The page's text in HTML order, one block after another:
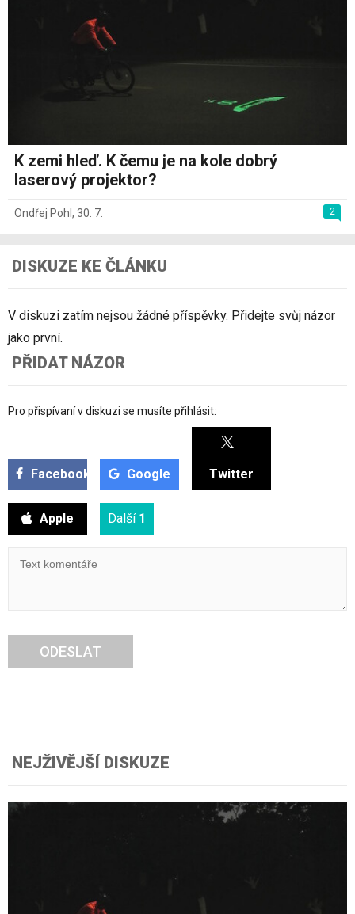
K zemi hleď. K čemu je na kole dobrý
laserový projektor?
2
Ondřej Pohl , 30. 7.
DISKUZE KE ČLÁNKU
V diskuzi zatím nejsou žádné příspěvky. Přidejte svůj názor
jako první.
PŘIDAT NÁZOR
Pro přispívaní v diskuzi se musíte přihlásit:
Facebook Google Twitter
Apple Další 1
ODESLAT
NEJŽIVĚJŠÍ DISKUZE